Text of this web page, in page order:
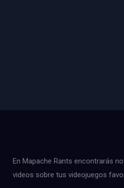
En Mapache Rants encontrarás
videos sobre tus videojuegos